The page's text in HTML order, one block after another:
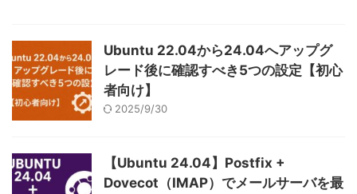
Ubuntu 22.04から24.04へアップグ
レード後に確認すべき5つの設定【初心
者向け】
2025/9/30
【Ubuntu 24.04】Postfix +
Dovecot（IMAP）でメールサーバを最